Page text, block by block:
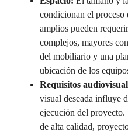
condicionan el proceso
amplios pueden
complejos, mayores
del mobiliario y una
ubicación de los
Requisitos
visual deseada influye
ejecución del proyecto.
de alta calidad,